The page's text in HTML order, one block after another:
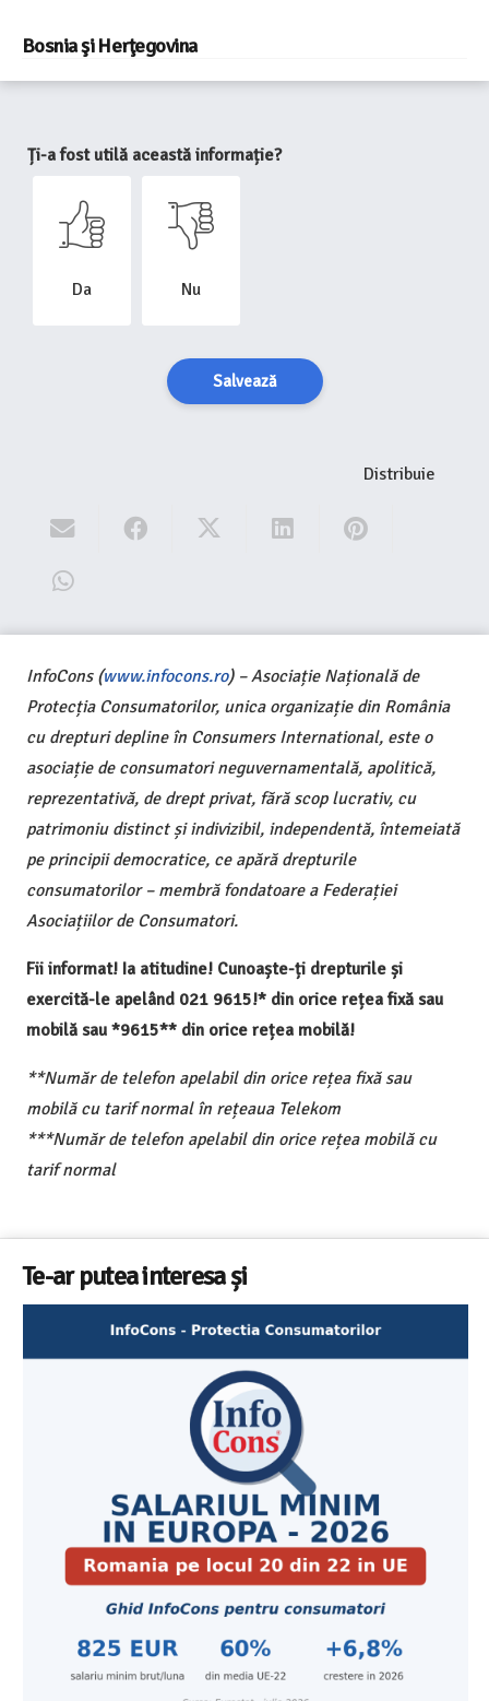
Bosnia şi Herţegovina
Ți-a fost utilă această informație?
Da Nu
Salvează
Distribuie
InfoCons (www.infocons.ro) – Asociație Națională de
Protecția Consumatorilor, unica organizație din România
cu drepturi depline în Consumers International, este o
asociație de consumatori neguvernamentală, apolitică,
reprezentativă, de drept privat, fără scop lucrativ, cu
patrimoniu distinct și indivizibil, independentă, întemeiată
pe principii democratice, ce apără drepturile
consumatorilor – membră fondatoare a Federației
Asociațiilor de Consumatori.
Fii informat! Ia atitudine! Cunoaște-ți drepturile și
exercită-le apelând 021 9615!* din orice rețea fixă sau
mobilă sau *9615** din orice rețea mobilă!
**Număr de telefon apelabil din orice rețea fixă sau
mobilă cu tarif normal în rețeaua Telekom
***Număr de telefon apelabil din orice rețea mobilă cu
tarif normal
Te-ar putea interesa și